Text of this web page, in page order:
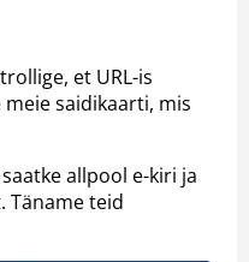
et URL-is
saidikaarti, mis
allpool e-kiri ja
Täname teid